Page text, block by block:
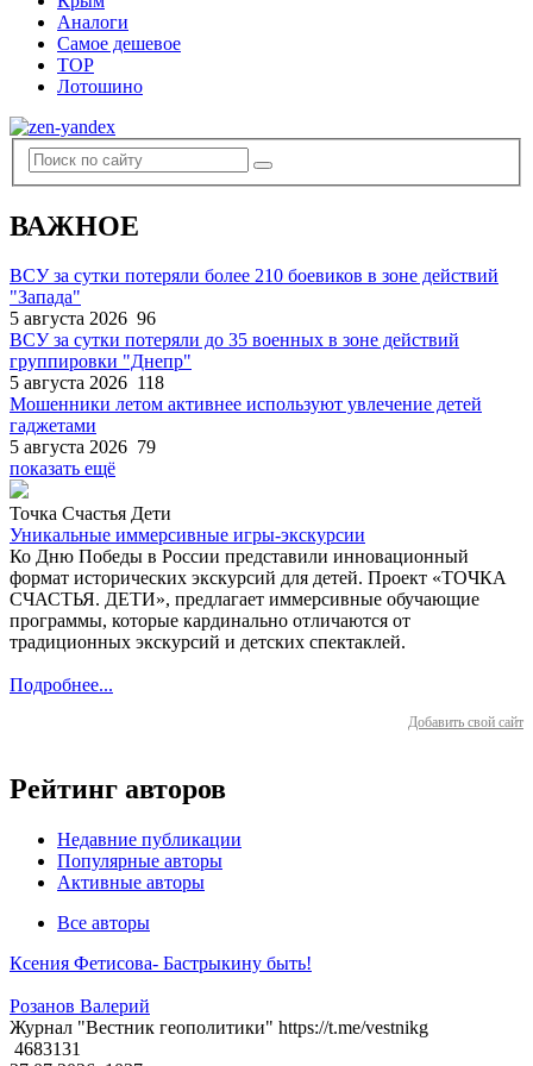
Аналоги
Самое дешевое
TOP
Лотошино
ВАЖНОЕ
ВСУ за сутки потеряли более 210 боевиков в зоне действий
"Запада"
5 августа 2026 96
ВСУ за сутки потеряли до 35 военных в зоне действий
группировки "Днепр"
5 августа 2026 118
Мошенники летом активнее используют увлечение детей
гаджетами
5 августа 2026 79
показать ещё
Точка Счастья Дети
Уникальные иммерсивные игры-экскурсии
Ко Дню Победы в России представили инновационный
формат исторических экскурсий для детей. Проект «ТОЧКА
СЧАСТЬЯ. ДЕТИ», предлагает иммерсивные обучающие
программы, которые кардинально отличаются от
традиционных экскурсий и детских спектаклей.
Подробнее...
Добавить свой сайт
Рейтинг авторов
Недавние публикации
Популярные авторы
Активные авторы
Все авторы
Ксения Фетисова- Бастрыкину быть!
Розанов Валерий
Журнал "Вестник геополитики" https://t.me/vestnikg
4683131